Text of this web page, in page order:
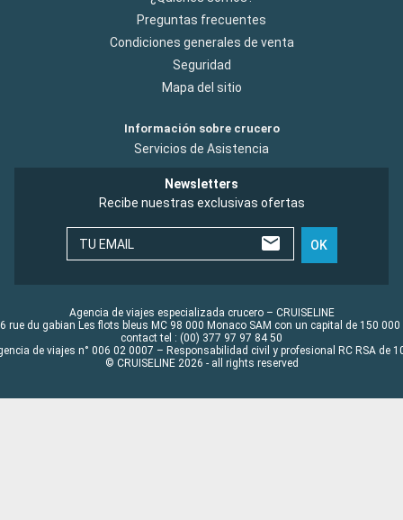
Preguntas frecuentes
Condiciones generales de venta
Seguridad
Mapa del sitio
Información sobre crucero
Servicios de Asistencia
Newsletters
Recibe nuestras exclusivas ofertas
TU EMAIL OK
Agencia de viajes especializada crucero – CRUISELINE
rue du gabian Les flots bleus MC 98 000 Monaco SAM con un capital de 150 000
contact tel : (00) 377 97 97 84 50
de viajes n° 006 02 0007 – Responsabilidad civil y profesional RC RSA de
© CRUISELINE 2026 - all rights reserved